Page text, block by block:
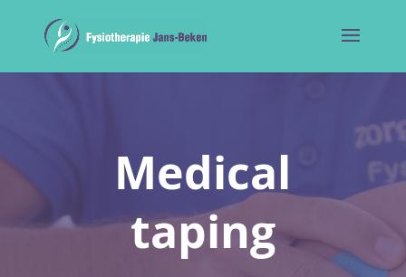
Medical
taping